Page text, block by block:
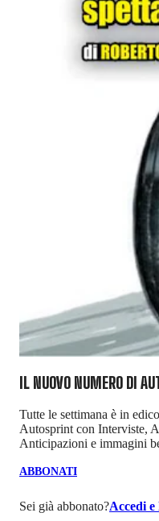
IL NUOVO NUMERO DI
Tutte le settimana è in
Autosprint con Interviste,
Anticipazioni e immagini
ABBONATI
Sei già abbonato?Accedi e